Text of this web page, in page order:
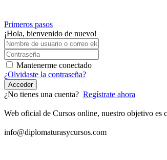
Primeros pasos
¡Hola, bienvenido de nuevo!
Mantenerme conectado
¿Olvidaste la contraseña?
Acceder
¿No tienes una cuenta? Regístrate ahora
Web oficial de Cursos online, nuestro objetivo es
info@diplomaturasycursos.com